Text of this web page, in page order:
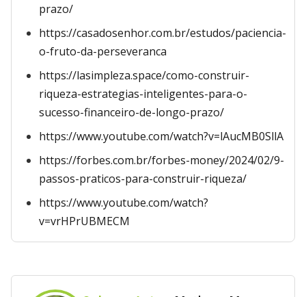
prazo/
https://casadosenhor.com.br/estudos/paciencia-
o-fruto-da-perseveranca
https://lasimpleza.space/como-construir-
riqueza-estrategias-inteligentes-para-o-
sucesso-financeiro-de-longo-prazo/
https://www.youtube.com/watch?v=lAucMB0SllA
https://forbes.com.br/forbes-money/2024/02/9-
passos-praticos-para-construir-riqueza/
https://www.youtube.com/watch?
v=vrHPrUBMECM